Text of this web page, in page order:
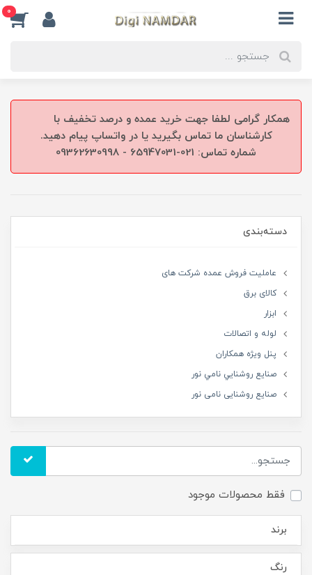
0
همکار گرامی لطفا جهت خرید عمده و درصد تخفیف با
کارشناسان ما تماس بگیرید یا در واتساپ پیام دهید.
شماره تماس: 021-65947031 - 09362630998
دسته‌بندی
عاملیت فروش عمده شرکت های
کالای برق
ابزار
لوله و اتصالات
پنل ویژه همکاران
صنايع روشنايي نامي نور
صنایع روشنایی نامی نور
فقط محصولات موجود
برند
رنگ